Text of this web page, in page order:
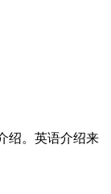
绍。英语介绍来